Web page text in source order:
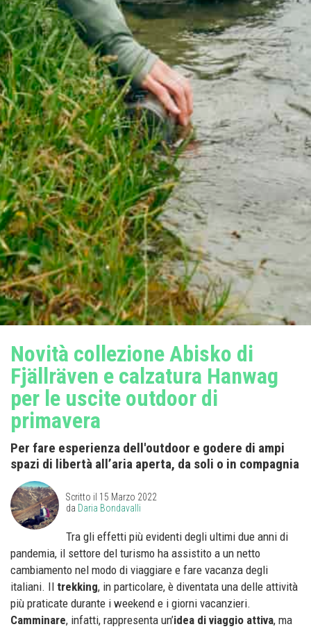
Novità collezione Abisko di
Fjällräven e calzatura Hanwag
per le uscite outdoor di
primavera
Per fare esperienza dell'outdoor e godere di ampi
spazi di libertà all’aria aperta, da soli o in compagnia
Scritto il 15 Marzo 2022
da Daria Bondavalli
Tra gli effetti più evidenti degli ultimi due anni di
pandemia, il settore del turismo ha assistito a un netto
cambiamento nel modo di viaggiare e fare vacanza degli
italiani. Il trekking, in particolare, è diventata una delle attività
più praticate durante i weekend e i giorni vacanzieri.
Camminare, infatti, rappresenta un’idea di viaggio attiva, ma